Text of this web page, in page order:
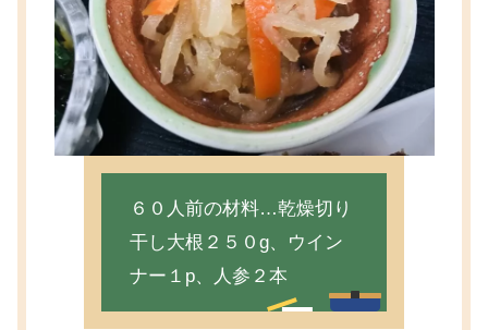
６０人前の材料…乾燥切り
干し大根２５０g、ウイン
ナー１p、人参２本